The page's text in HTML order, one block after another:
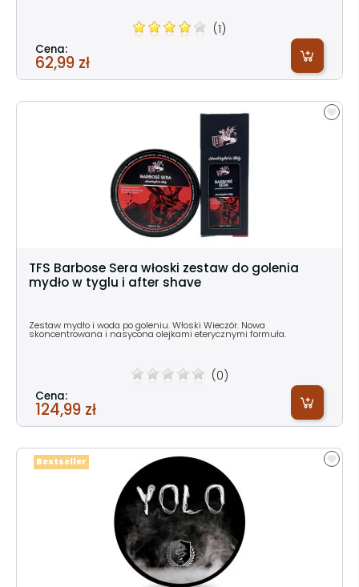
(1)
Cena:
62,99 zł
TFS Barbose Sera włoski zestaw do golenia
mydło w tyglu i after shave
Zestaw mydło i woda po goleniu. Włoski Wieczór. Nowa
skoncentrowana i nasycona olejkami eterycznymi formuła.
(0)
Cena:
124,99 zł
Bestseller